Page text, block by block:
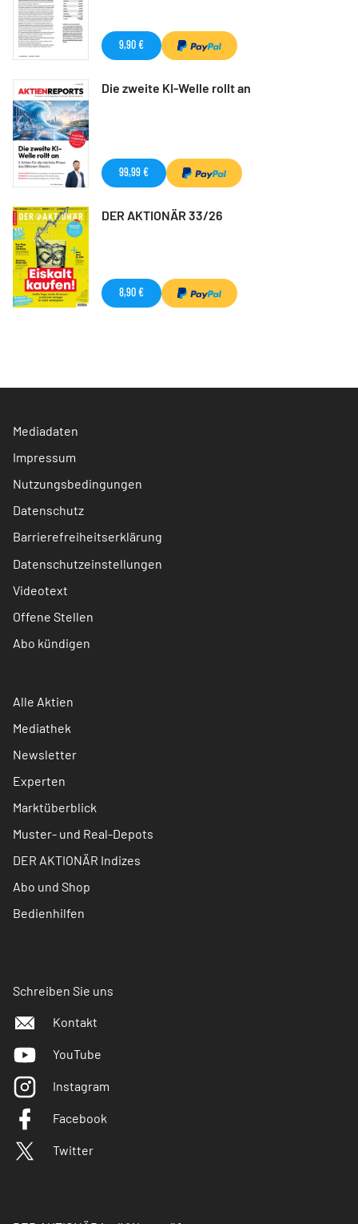
9,90 €
Die zweite KI-Welle rollt an
99,99 €
DER AKTIONÄR 33/26
8,90 €
Mediadaten
Impressum
Nutzungsbedingungen
Datenschutz
Barrierefreiheitserklärung
Datenschutzeinstellungen
Videotext
Offene Stellen
Abo kündigen
Alle Aktien
Mediathek
Newsletter
Experten
Marktüberblick
Muster- und Real-Depots
DER AKTIONÄR Indizes
Abo und Shop
Bedienhilfen
Schreiben Sie uns
Kontakt
YouTube
Instagram
Facebook
Twitter